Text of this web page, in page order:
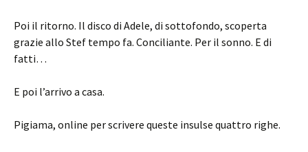
Poi il ritorno. Il disco di Adele, di sottofondo, scoperta
grazie allo Stef tempo fa. Conciliante. Per il sonno. E di
fatti…
E poi l’arrivo a casa.
Pigiama, online per scrivere queste insulse quattro righe.